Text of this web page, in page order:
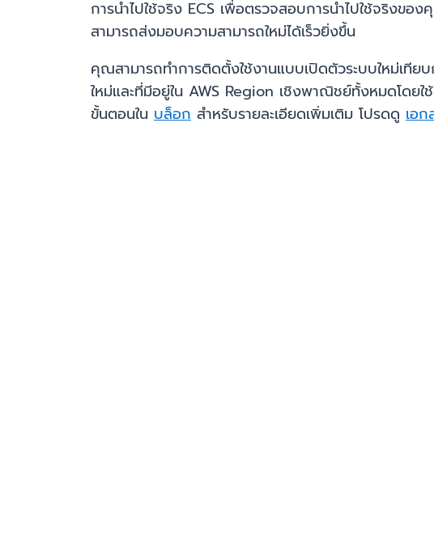
การนำไปใช้จริง ECS เพื่อตรวจสอบการนำไปใช้จริง
สามารถส่งมอบความสามารถใหม่ได้เร็วยิ่งขึ้น
คุณสามารถทำการติดตั้งใช้งานแบบเปิดตัวระบบใหม่เที
ใหม่และที่มีอยู่ใน AWS Region เชิงพาณิชย์ทั้งหมดโดย
ขั้นตอนใน บล็อก สำหรับรายละเอียดเพิ่มเติม โปรดดู เอก